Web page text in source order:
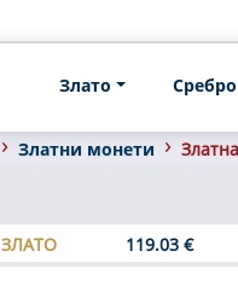
Злато Сребро
Златни монети
ЗЛАТО 119.03 €